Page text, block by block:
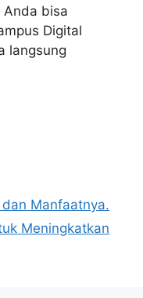
Anda bisa
Digital
langsung
dan Manfaatnya.
Meningkatkan